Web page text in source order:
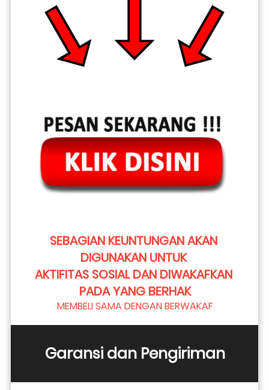
SEBAGIAN KEUNTUNGAN AKAN
DIGUNAKAN UNTUK
AKTIFITAS SOSIAL DAN DIWAKAFKAN
PADA YANG BERHAK
MEMBELI SAMA DENGAN BERWAKAF
Garansi dan Pengiriman